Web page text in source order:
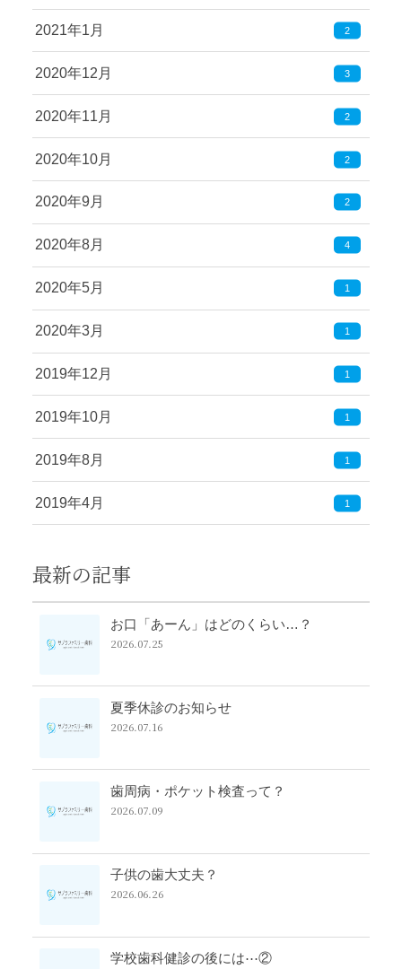
2021年1月 2
2020年12月 3
2020年11月 2
2020年10月 2
2020年9月 2
2020年8月 4
2020年5月 1
2020年3月 1
2019年12月 1
2019年10月 1
2019年8月 1
2019年4月 1
最新の記事
お口「あーん」はどのくらい…？
2026.07.25
夏季休診のお知らせ
2026.07.16
歯周病・ポケット検査って？
2026.07.09
子供の歯大丈夫？
2026.06.26
学校歯科健診の後には⋯②